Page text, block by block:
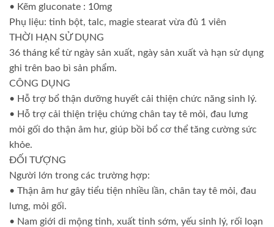
• Kẽm gluconate : 10mg
Phụ liệu: tinh bột, talc, magie stearat vừa đủ 1 viên
THỜI HẠN SỬ DỤNG
36 tháng kể từ ngày sản xuất, ngày sản xuất và hạn sử dụng
ghi trên bao bì sản phẩm.
CÔNG DỤNG
• Hỗ trợ bổ thận dưỡng huyết cải thiện chức năng sinh lý.
• Hỗ trợ cải thiện triệu chứng chân tay tê mỏi, đau lưng
mỏi gối do thận âm hư, giúp bồi bổ cơ thể tăng cường sức
khỏe.
ĐỐI TƯỢNG
Người lớn trong các trường hợp:
• Thận âm hư gây tiểu tiện nhiều lần, chân tay tê mỏi, đau
lưng, mỏi gối.
• Nam giới di mộng tinh, xuất tinh sớm, yếu sinh lý, rối loạn